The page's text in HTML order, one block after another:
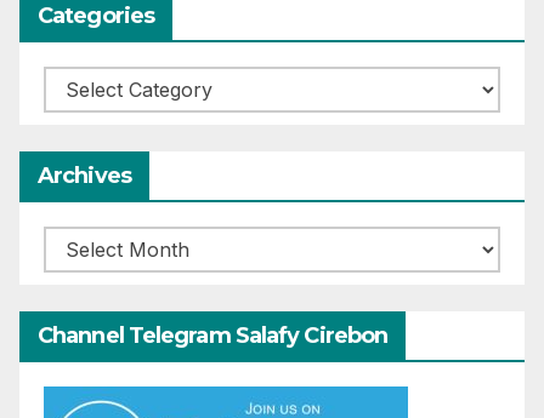
Categories
Categories
Archives
Archives
Channel Telegram Salafy Cirebon